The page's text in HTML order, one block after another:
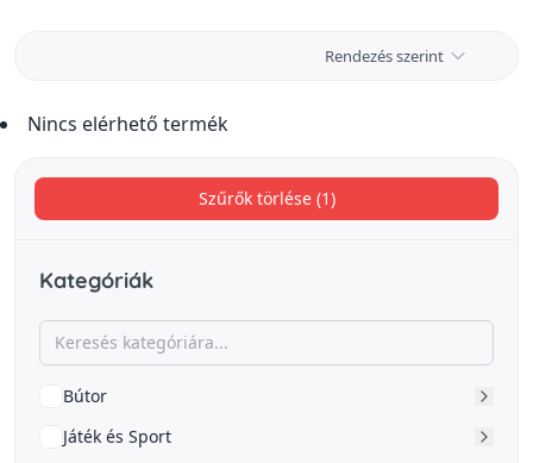
Szűrők törlése (1)
Kategóriák
Bútor
Játék és Sport
Rendezés szerint
Nincs elérhető termék